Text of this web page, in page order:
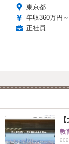
東京都
年収360万円
正社員
教